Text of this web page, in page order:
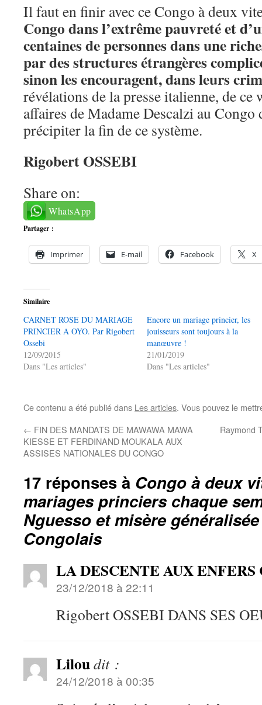
Il faut en finir avec ce Congo à deux
Congo dans l’extrême pauvreté et
centaines de personnes dans une
par des structures étrangères
sinon les encouragent, dans leurs
révélations de la presse italienne, de ce
affaires de Madame Descalzi au
précipiter la fin de ce système.
Rigobert OSSEBI
Share on:
WhatsApp
Partager :
Imprimer E-mail Facebook X
Similaire
CARNET ROSE DU MARIAGE
PRINCIER A OYO. Par Rigobert
Ossebi
12/09/2015
Dans "Les articles"
Encore un mariage princier, les
jouisseurs sont toujours à la
manœuvre !
21/01/2019
Dans "Les articles"
Ce contenu a été publié dans Les articles. Vous pouvez le
← FIN DES MANDATS DE MAWAWA MAWA
KIESSE ET FERDINAND MOUKALA AUX
ASSISES NATIONALES DU CONGO
Raymond
17 réponses à Congo à deux
mariages princiers chaque
Nguesso et misère
Congolais
LA DESCENTE AUX
23/12/2018 à 22:11
Rigobert OSSEBI DANS SES
Liloudit :
24/12/2018 à 00:35